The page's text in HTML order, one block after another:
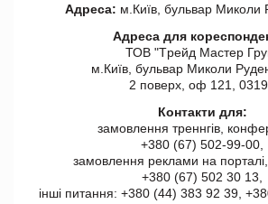
Адреса: м.Київ, бульвар Миколи
Адреса для
ТОВ "Tрейд Мастер
м.Київ, бульвар Миколи
2 поверх, оф 121,
Контакти для:
замовлення треннгів,
+380 (67) 502-99-00,
замовлення реклами на
+380 (67) 502 30 13,
інші питання: +380 (44) 383 92 39,